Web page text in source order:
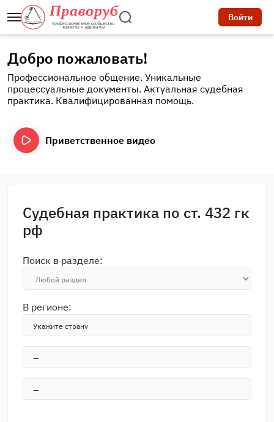
Войти
Добро пожаловать!
Профессиональное общение. Уникальные
процессуальные документы. Актуальная судебная
практика. Квалифицированная помощь.
Приветственное видео
Судебная практика по ст. 432 гк
рф
Поиск в разделе:
В регионе: